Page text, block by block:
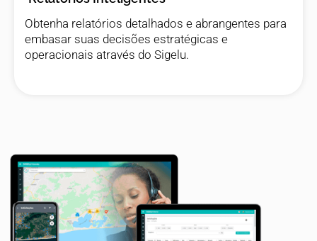
Obtenha relatórios detalhados e abrangentes para
embasar suas decisões estratégicas e
operacionais através do Sigelu.